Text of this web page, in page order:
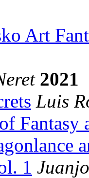
Art
2021
Luis
Fantasy
1